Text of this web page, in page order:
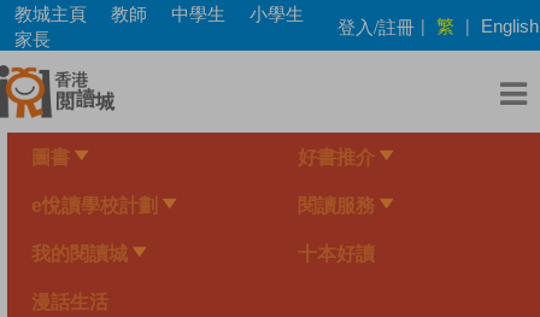
Skip
main
content
教城主頁 教師 中學生
小學生
家長
登入/註冊 | 繁 | English
圖書 好書推介
e悅讀學校計劃 閱讀服務
我的閱讀城 十本好讀
漫話生活